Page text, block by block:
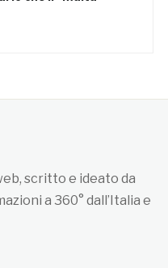
scritto e ideato da
a 360° dall’Italia e